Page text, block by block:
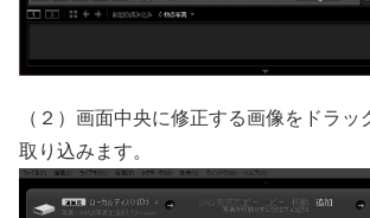
（２）画面中央に修正する画像をドラッ
取り込みます。